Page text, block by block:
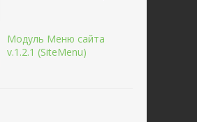
Модуль Меню сайта
v.1.2.1 (SiteMenu)